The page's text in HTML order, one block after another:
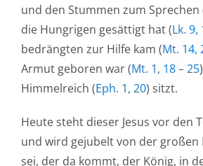
und den Stummen zum Sprechen
die Hungrigen gesättigt hat (Lk. 9,
bedrängten zur Hilfe kam (Mt. 14,
Armut geboren war (Mt. 1, 18 – 25
Himmelreich (Eph. 1, 20) sitzt.
Heute steht dieser Jesus vor den
und wird gejubelt von der großen
sei, der da kommt, der König, in